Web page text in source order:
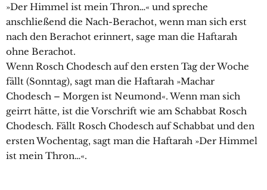
»Der Himmel ist mein Thron…« und spreche
anschließend die Nach-Berachot, wenn man sich erst
nach den Berachot erinnert, sage man die Haftarah
ohne Berachot.
Wenn Rosch Chodesch auf den ersten Tag der Woche
fällt (Sonntag), sagt man die Haftarah »Machar
Chodesch – Morgen ist Neumond«. Wenn man sich
geirrt hätte, ist die Vorschrift wie am Schabbat Rosch
Chodesch. Fällt Rosch Chodesch auf Schabbat und den
ersten Wochentag, sagt man die Haftarah »Der Himmel
ist mein Thron…«.